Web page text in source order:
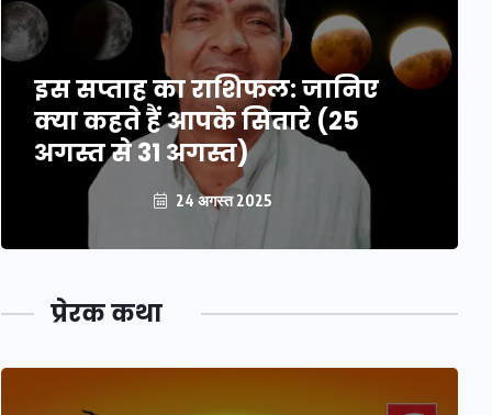
इस सप्ताह का राशिफल: जानिए
क्या कहते हैं आपके सितारे (25
अगस्त से 31 अगस्त)
24 अगस्त 2025
प्रेरक कथा